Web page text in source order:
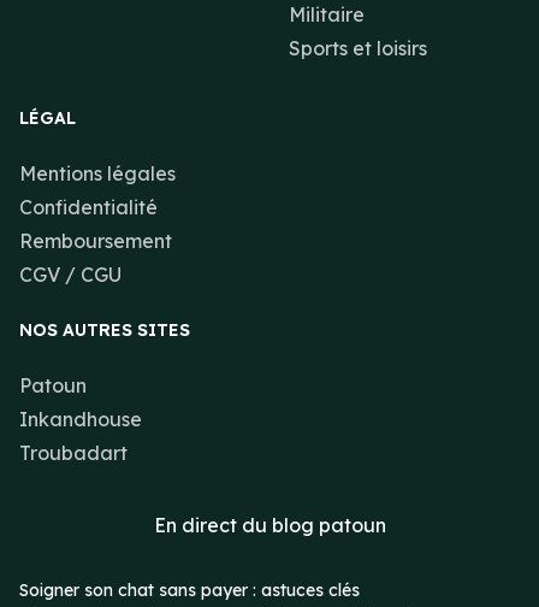
Militaire
Sports et loisirs
LÉGAL
Mentions légales
Confidentialité
Remboursement
CGV / CGU
NOS AUTRES SITES
Patoun
Inkandhouse
Troubadart
En direct du blog patoun
Soigner son chat sans payer : astuces clés